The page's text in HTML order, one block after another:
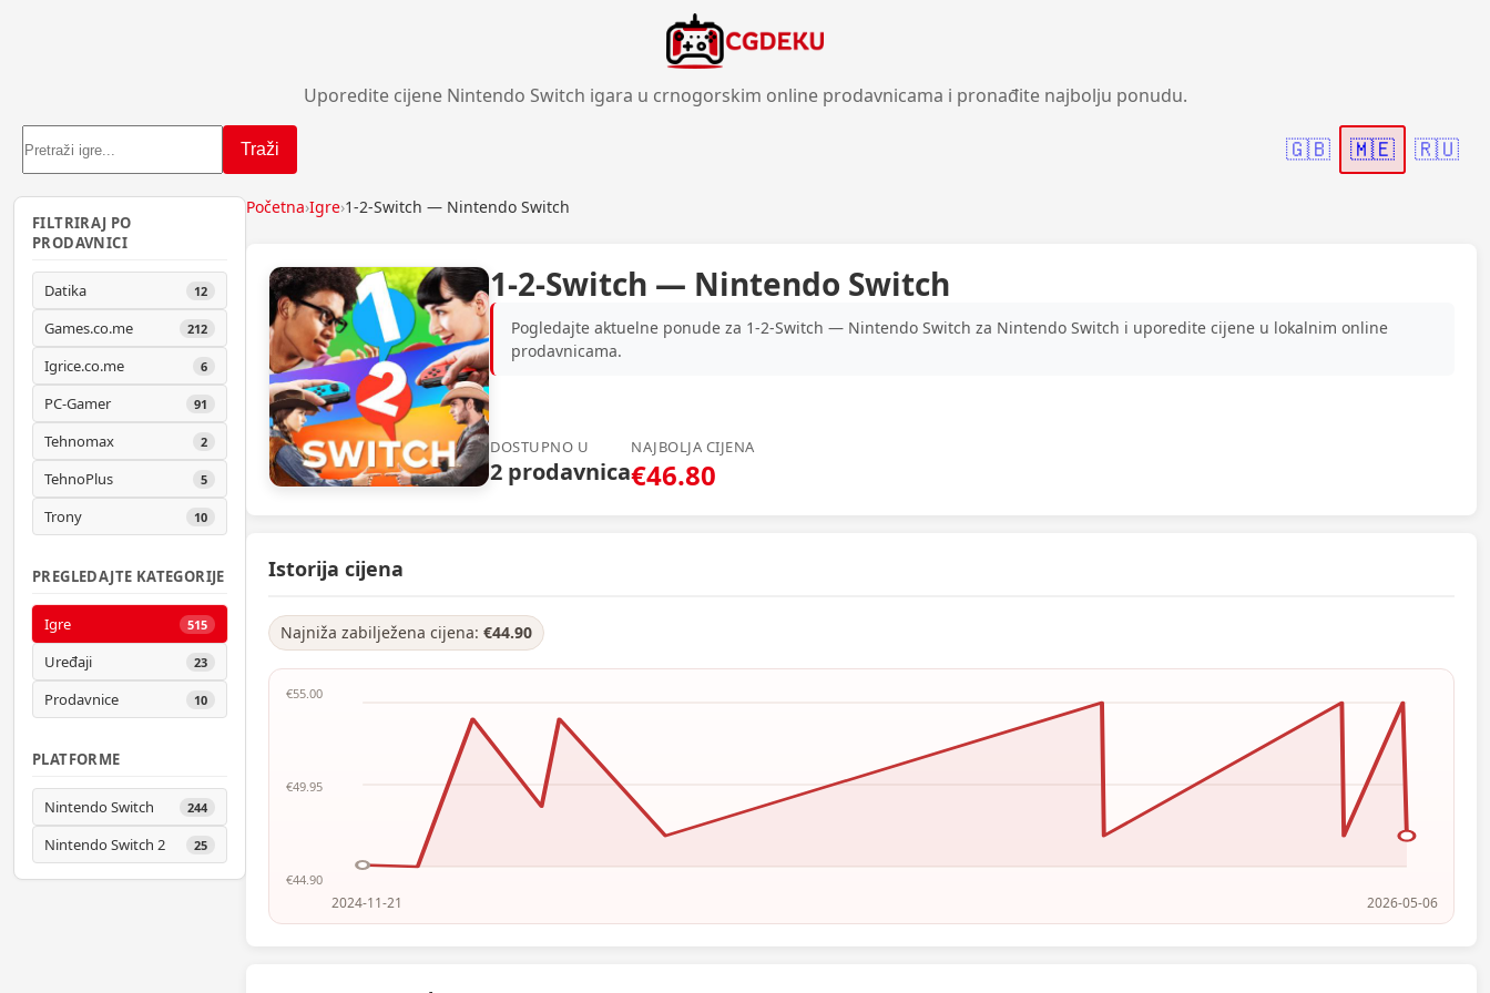
Uporedite cijene Nintendo Switch igara u crnogorskim online prodavnicama i pronađite najbolju ponudu.
Traži 🇬🇧 🇲🇪 🇷🇺
FILTRIRAJ PO
PRODAVNICI
Datika 12
Games.co.me 212
Igrice.co.me 6
PC-Gamer 91
Tehnomax 2
TehnoPlus 5
Trony 10
PREGLEDAJTE KATEGORIJE
Igre 515
Uređaji 23
Prodavnice 10
PLATFORME
Nintendo Switch 244
Nintendo Switch 2 25
Početna›Igre›1-2-Switch — Nintendo Switch
1-2-Switch — Nintendo Switch
Pogledajte aktuelne ponude za 1-2-Switch — Nintendo Switch za Nintendo Switch i uporedite cijene u lokalnim online
prodavnicama.
DOSTUPNO U
2 prodavnica
NAJBOLJA CIJENA
€46.80
Istorija cijena
Najniža zabilježena cijena: €44.90
€55.00
€49.95
€44.90
2024-11-21 2026-05-06